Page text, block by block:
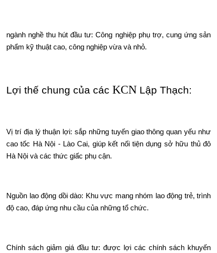
ngành nghề thu hút đầu tư: Công nghiệp phụ trợ, cung ứng sản
phẩm kỹ thuật cao, công nghiệp vừa và nhỏ.
Lợi thế chung của các KCN Lập Thạch:
Vị trí địa lý thuận lợi: sắp những tuyến giao thông quan yếu như
cao tốc Hà Nội - Lào Cai, giúp kết nối tiện dụng sở hữu thủ đô
Hà Nội và các thức giấc phụ cận.
Nguồn lao động dồi dào: Khu vực mang nhóm lao động trẻ, trình
độ cao, đáp ứng nhu cầu của những tổ chức.
Chính sách giảm giá đầu tư: được lợi các chính sách khuyến